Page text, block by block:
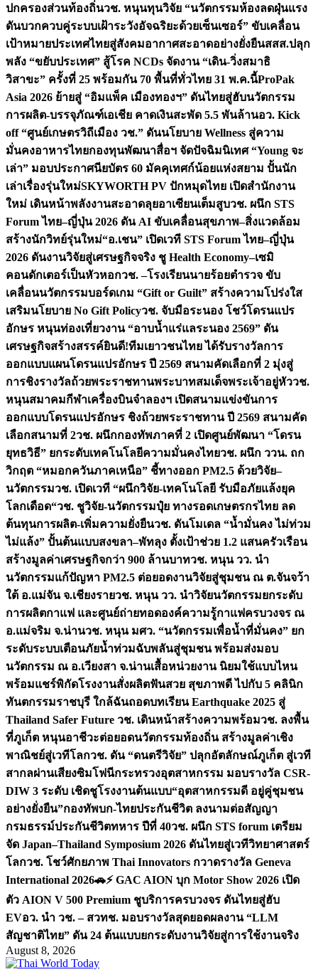
ปกครองส่วนท้องถิ่นวช. หนุนทุนวิจัย “นวัตกรรมห้องลดฝุ่นแรง
ดันบวกควบคู่ระบบเฝ้าระวังอัจฉริยะด้วยเซ็นเซอร์” ขับเคลื่อน
เป้าหมายประเทศไทยสู่สังคมอากาศสะอาดอย่างยั่งยืนสสส.ปลุก
พลัง “ขยับประเทศ” สู้โรค NCDs จัดงาน “เดิน-วิ่งสมาธิ
วิสาขะ” ครั้งที่ 25 พร้อมกัน 70 พื้นที่ทั่วไทย 31 พ.ค.นี้ProPak
Asia 2026 ย้ายสู่ “อิมแพ็ค เมืองทองฯ” ดันไทยสู่ฮับนวัตกรรม
การผลิต-บรรจุภัณฑ์เอเชีย คาดเงินสะพัด 5.5 พันล้านอว. Kick
off “ศูนย์เกษตรวิถีเมือง วช.” ดันนโยบาย Wellness สู่ความ
มั่นคงอาหารไทยกองทุนพัฒนาสื่อฯ จัดปัจฉิมนิเทศ “Young จะ
เล่า” มอบประกาศนียบัตร 60 มัคคุเทศก์น้อยแห่งสยาม ปั้นนัก
เล่าเรื่องรุ่นใหม่SKYWORTH PV ปักหมุดไทย เปิดสำนักงาน
ใหม่ เดินหน้าพลังงานสะอาดลุยอาเซียนเต็มสูบวช. ผนึก STS
Forum ไทย–ญี่ปุ่น 2026 ดัน AI ขับเคลื่อนสุขภาพ–สิ่งแวดล้อม
สร้างนักวิทย์รุ่นใหม่“อ.เชน” เปิดเวที STS Forum ไทย–ญี่ปุ่น
2026 ดันงานวิจัยสู่เศรษฐกิจจริง ชู Health Economy–เซมิ
คอนดักเตอร์เป็นหัวหอกวช. –โรงเรียนนายร้อยตำรวจ ขับ
เคลื่อนนวัตกรรมบอร์ดเกม “Gift or Guilt” สร้างความโปร่งใส
เสริมนโยบาย No Gift Policyวช. จับมือระนอง โชว์โดรนแปร
อักษร หนุนท่องเที่ยวงาน “อาบน้ำแร่แลระนอง 2569” ดัน
เศรษฐกิจสร้างสรรค์ยินดี!ทีมเยาวชนไทย ได้รับรางวัลการ
ออกแบบแผนโดรนแปรอักษร ปี 2569 สนามคัดเลือกที่ 2 มุ่งสู่
การชิงรางวัลถ้วยพระราชทานพระบาทสมเด็จพระเจ้าอยู่หัววช.
หนุนสมาคมกีฬาเครื่องบินจำลองฯ เปิดสนามแข่งขันการ
ออกแบบโดรนแปรอักษร ชิงถ้วยพระราชทาน ปี 2569 สนามคัด
เลือกสนามที่ 2วช. ผนึกกองทัพภาคที่ 2 เปิดศูนย์พัฒนา “โดรน
ยุทธวิธี” ยกระดับเทคโนโลยีความมั่นคงไทยวช. ผนึก ววน. ถก
วิกฤต “หมอกควันภาคเหนือ” ชี้ทางออก PM2.5 ด้วยวิจัย–
นวัตกรรมวช. เปิดเวที “ผนึกวิจัย-เทคโนโลยี รับมือภัยแล้งยุค
โลกเดือด“วช. ชูวิจัย-นวัตกรรมปุ๋ย ทางรอดเกษตรกรไทย ลด
ต้นทุนการผลิต-เพิ่มความยั่งยืนวช. ดันโมเดล “น้ำมั่นคง ไม่ท่วม
ไม่แล้ง” ปั้นต้นแบบสงขลา–พัทลุง ตั้งเป้าช่วย 1.2 แสนครัวเรือน
สร้างมูลค่าเศรษฐกิจกว่า 900 ล้านบาทวช. หนุน วว. นำ
นวัตกรรมแก้ปัญหา PM2.5 ต่อยอดงานวิจัยสู่ชุมชน ณ ต.จันจว้า
ใต้ อ.แม่จัน จ.เชียงรายวช. หนุน วว. นำวิจัยนวัตกรรมยกระดับ
การผลิตกาแฟ และศูนย์ถ่ายทอดองค์ความรู้กาแฟครบวงจร ณ
อ.แม่จริม จ.น่านวช. หนุน มศว. “นวัตกรรมเพื่อน้ำที่มั่นคง” ยก
ระดับระบบเตือนภัยน้ำท่วมฉับพลันสู่ชุมชน พร้อมส่งมอบ
นวัตกรรม ณ อ.เวียงสา จ.น่านเสื้อหน่วยงาน นิยมใช้แบบไหน
พร้อมแชร์พิกัดโรงงานสั่งผลิตฟันสวย สุขภาพดี ไปกับ 5 คลินิก
ทันตกรรมราชบุรี ใกล้ฉันถอดบทเรียน Earthquake 2025 สู่
Thailand Safer Future วช. เดินหน้าสร้างความพร้อมวช. ลงพื้น
ที่ภูเก็ต หนุนอาชีวะต่อยอดนวัตกรรมท้องถิ่น สร้างมูลค่าเชิง
พาณิชย์สู่เวทีโลกวช. ดัน “ดนตรีวิจัย” ปลุกอัตลักษณ์ภูเก็ต สู่เวที
สากลผ่านเสียงซิมโฟนีกระทรวงอุตสาหกรรม มอบรางวัล CSR-
DIW 3 ระดับ เชิดชูโรงงานต้นแบบ“อุตสาหกรรมดี อยู่คู่ชุมชน
อย่างยั่งยืน”กองทัพบก-ไทยประกันชีวิต ลงนามต่อสัญญา
กรมธรรม์ประกันชีวิตทหาร ปีที่ 40วช. ผนึก STS forum เตรียม
จัด Japan–Thailand Symposium 2026 ดันไทยสู่เวทีวิทยาศาสตร์
โลกวช. โชว์ศักยภาพ Thai Innovators กวาดรางวัล Geneva
International 2026🚗⚡️ GAC AION บุก Motor Show 2026 เปิด
ตัว AION V 500 Premium ชูบริการครบวงจร ดันไทยสู่ฮับ
EVอว. นำ วช. – สวทช. มอบรางวัลสุดยอดผลงาน “LLM
สัญชาติไทย” ดัน 24 ต้นแบบยกระดับงานวิจัยสู่การใช้งานจริง
August 8, 2026